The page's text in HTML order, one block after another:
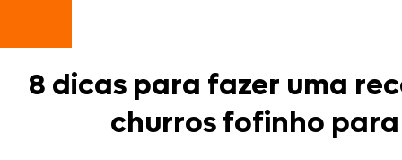
8 dicas para fazer uma
churros fofinho